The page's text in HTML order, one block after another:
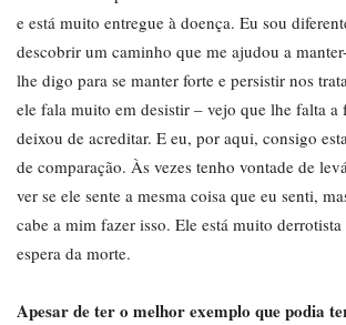
e está muito entregue à doença. Eu sou
descobrir um caminho que me ajudou a
lhe digo para se manter forte e persistir nos
ele fala muito em desistir – vejo que lhe falta a
deixou de acreditar. E eu, por aqui, consigo
de comparação. Às vezes tenho vontade de
ver se ele sente a mesma coisa que eu senti,
cabe a mim fazer isso. Ele está muito derrotista
espera da morte.
Apesar de ter o melhor exemplo que podia